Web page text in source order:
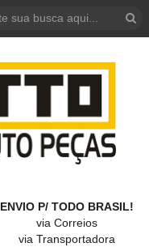
ENVIO P/ TODO BRASIL!
via Correios
via Transportadora